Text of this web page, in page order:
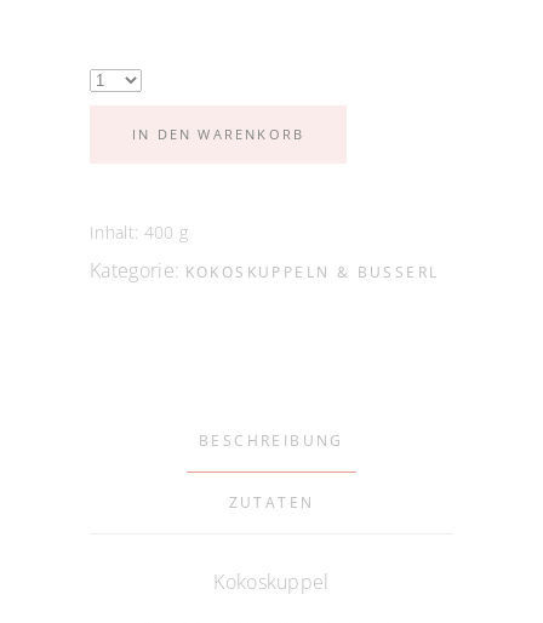
IN DEN WARENKORB
Inhalt: 400 g
Kategorie: KOKOSKUPPELN & BUSSERL
BESCHREIBUNG
ZUTATEN
Kokoskuppel